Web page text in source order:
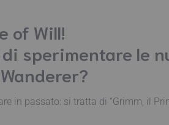
of Will!
di sperimentare le
in passato: si tratta di “Grimm, il